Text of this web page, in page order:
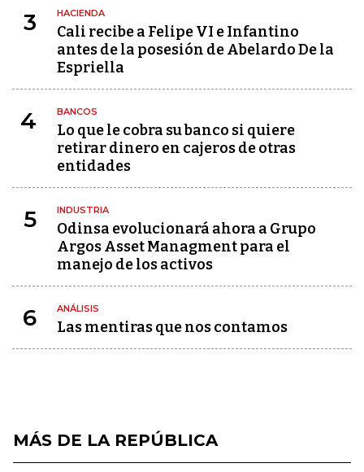
3 HACIENDA
Cali recibe a Felipe VI e Infantino
antes de la posesión de Abelardo De la
Espriella
4 BANCOS
Lo que le cobra su banco si quiere
retirar dinero en cajeros de otras
entidades
5 INDUSTRIA
Odinsa evolucionará ahora a Grupo
Argos Asset Managment para el
manejo de los activos
6 ANÁLISIS
Las mentiras que nos contamos
MÁS DE LA REPÚBLICA